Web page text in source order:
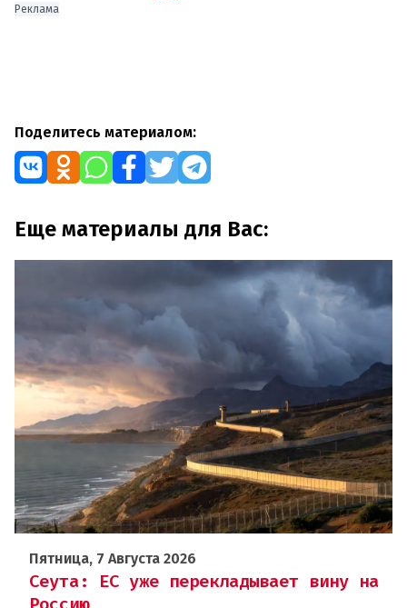
Реклама
Поделитесь материалом:
Еще материалы для Вас:
Пятница, 7 Августа 2026
Сеута: ЕС уже перекладывает вину на